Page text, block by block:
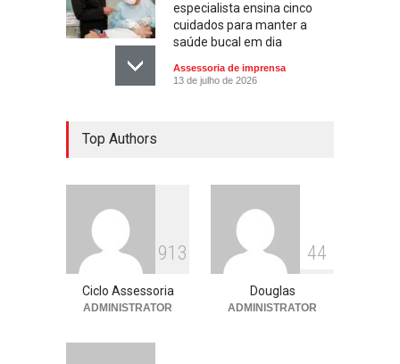
especialista ensina cinco
cuidados para manter a
saúde bucal em dia
Assessoria de imprensa
13 de julho de 2026
13 de julho de 2026
Top Authors
913
Ciclo Assessoria
ADMINISTRATOR
44
Douglas
ADMINISTRATOR